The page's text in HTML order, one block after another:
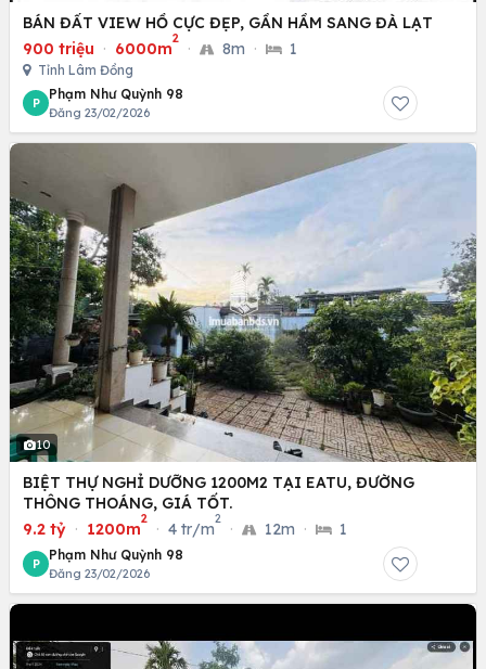
BÁN ĐẤT VIEW HỒ CỰC ĐẸP, GẦN HẦM SANG ĐÀ LẠT
900 triệu · 6000m
2
· 8m · 1
Tỉnh Lâm Đồng
P
Phạm Như Quỳnh 98
Đăng 23/02/2026
10
BIỆT THỰ NGHỈ DƯỠNG 1200M2 TẠI EATU, ĐƯỜNG
THÔNG THOÁNG, GIÁ TỐT.
9.2 tỷ · 1200m
2
· 4 tr/m
2
· 12m · 1
P
Phạm Như Quỳnh 98
Đăng 23/02/2026